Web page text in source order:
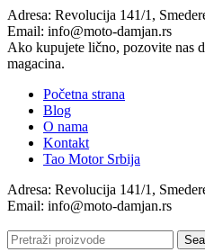
Adresa: Revolucija 141/1,
Email: info@moto-damjan.rs
Ako kupujete lično, pozovite nas
magacina.
Početna strana
Blog
O nama
Kontakt
Tao Motor Srbija
Adresa: Revolucija 141/1,
Email: info@moto-damjan.rs